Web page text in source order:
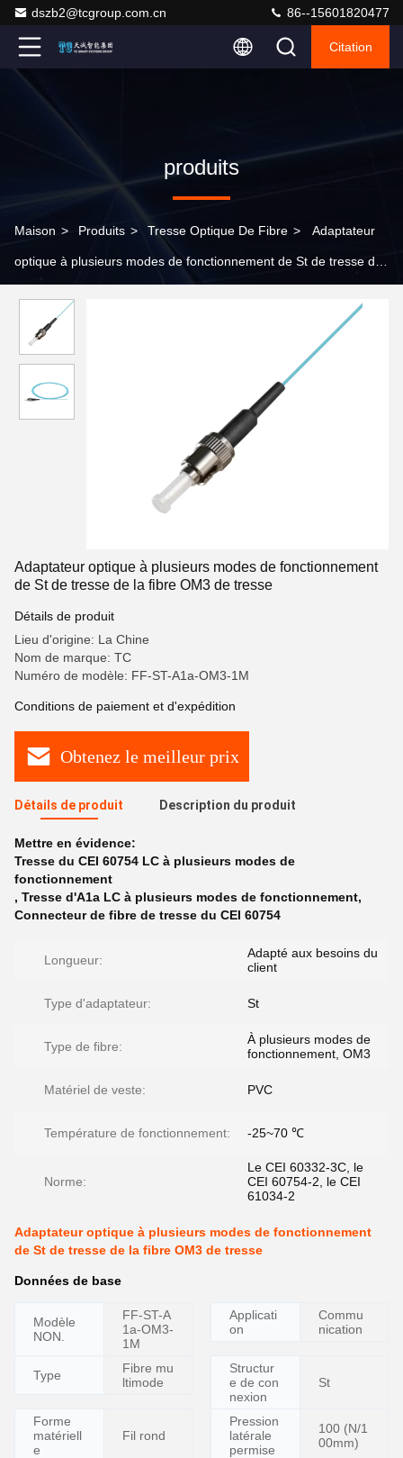
dszb2@tcgroup.com.cn 86--15601820477
Citation
produits
Maison > Produits > Tresse Optique De Fibre > Adaptateur
optique à plusieurs modes de fonctionnement de St de tresse de
Adaptateur optique à plusieurs modes de fonctionnement
de St de tresse de la fibre OM3 de tresse
Détails de produit
Lieu d'origine: La Chine
Nom de marque: TC
Numéro de modèle: FF-ST-A1a-OM3-1M
Conditions de paiement et d'expédition
Obtenez le meilleur prix
Détails de produit Description du produit
Mettre en évidence:
Tresse du CEI 60754 LC à plusieurs modes de
fonctionnement
, Tresse d'A1a LC à plusieurs modes de fonctionnement,
Connecteur de fibre de tresse du CEI 60754
Longueur:
Adapté aux besoins du
client
Type d'adaptateur: St
Type de fibre:
À plusieurs modes de
fonctionnement, OM3
Matériel de veste: PVC
Température de fonctionnement: -25~70 ℃
Norme:
Le CEI 60332-3C, le
CEI 60754-2, le CEI
61034-2
Adaptateur optique à plusieurs modes de fonctionnement
de St de tresse de la fibre OM3 de tresse
Données de base
Modèle
NON.
FF-ST-A
1a-OM3-
1M
Applicati
on
Commu
nication
Type
Fibre mu
ltimode
Structur
e de con
nexion
St
Forme
matériell
e
Fil rond
Pression
latérale
permise
100 (N/1
00mm)